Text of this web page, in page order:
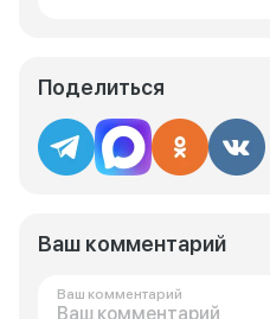
Поделиться
Ваш комментарий
Ваш комментарий